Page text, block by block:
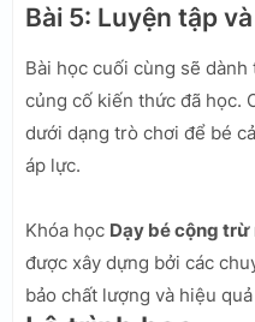
Bài 5: Luyện tập
Bài học cuối cùng sẽ
củng cố kiến thức đã học.
dưới dạng trò chơi để bé
áp lực.
Khóa học Dạy bé cộng
được xây dựng bởi các
bảo chất lượng và hiệu quả